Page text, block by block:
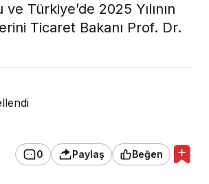
Türkiye’de 2025 Yılının
Ticaret Bakanı Prof. Dr.
0 Paylaş Beğen